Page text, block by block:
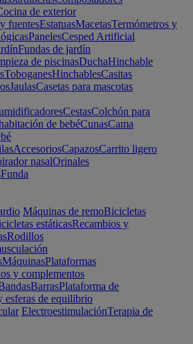
de exterior
fuentesEstatuasMacetasTermómetros y
PanelesCesped Artificial
Fundas de jardín
de piscinasDuchaHinchable
ToboganesHinchablesCasitas
JaulasCasetas para mascotas
CestasColchón para
de bebéCunasCama
AccesoriosCapazosCarrito ligero
nasalOrinales
Funda
Máquinas de remoBicicletas
estáticasRecambios y
Rodillos
MáquinasPlataformas
y complementos
BarrasPlataforma de
esferas de equilibrio
ElectroestimulaciónTerapia de